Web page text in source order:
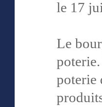
le 17
Le
poterie